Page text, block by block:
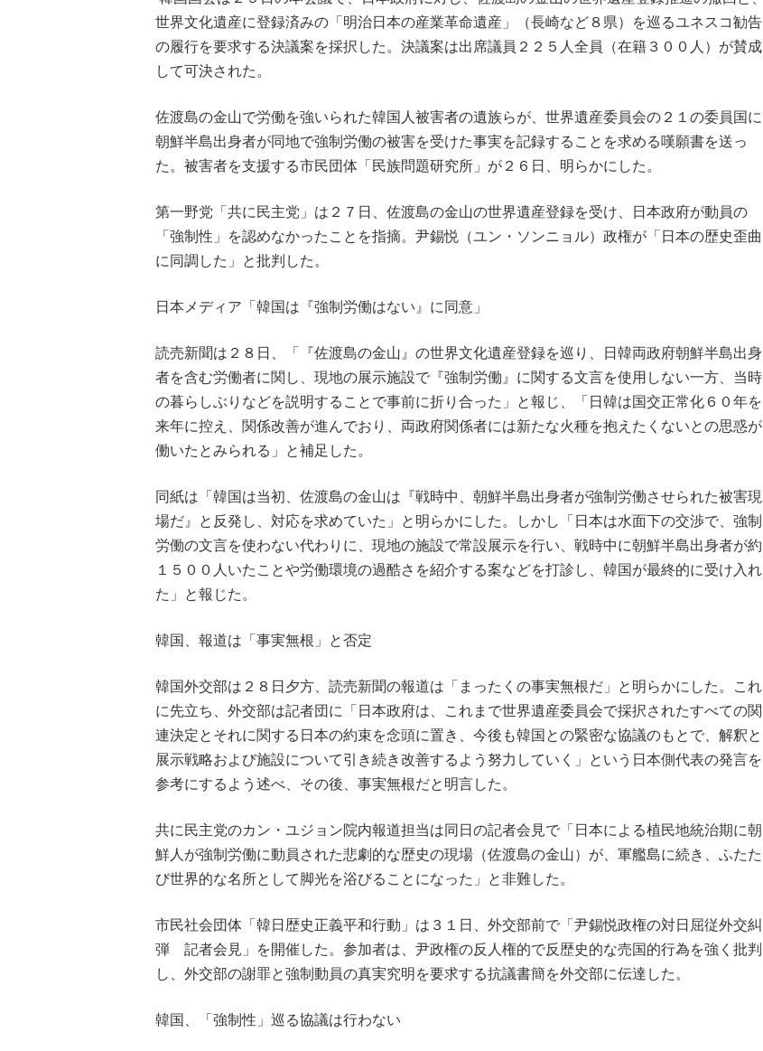
世界文化遺産に登録済みの「明治日本の産業革命遺産」（長崎など８県）を巡るユネスコ勧告
の履行を要求する決議案を採択した。決議案は出席議員２２５人全員（在籍３００人）が賛成
して可決された。
佐渡島の金山で労働を強いられた韓国人被害者の遺族らが、世界遺産委員会の２１の委員国に
朝鮮半島出身者が同地で強制労働の被害を受けた事実を記録することを求める嘆願書を送っ
た。被害者を支援する市民団体「民族問題研究所」が２６日、明らかにした。
第一野党「共に民主党」は２７日、佐渡島の金山の世界遺産登録を受け、日本政府が動員の
「強制性」を認めなかったことを指摘。尹錫悦（ユン・ソンニョル）政権が「日本の歴史歪曲
に同調した」と批判した。
日本メディア「韓国は『強制労働はない』に同意」
読売新聞は２８日、「『佐渡島の金山』の世界文化遺産登録を巡り、日韓両政府朝鮮半島出身
者を含む労働者に関し、現地の展示施設で『強制労働』に関する文言を使用しない一方、当時
の暮らしぶりなどを説明することで事前に折り合った」と報じ、「日韓は国交正常化６０年を
来年に控え、関係改善が進んでおり、両政府関係者には新たな火種を抱えたくないとの思惑が
働いたとみられる」と補足した。
同紙は「韓国は当初、佐渡島の金山は『戦時中、朝鮮半島出身者が強制労働させられた被害現
場だ』と反発し、対応を求めていた」と明らかにした。しかし「日本は水面下の交渉で、強制
労働の文言を使わない代わりに、現地の施設で常設展示を行い、戦時中に朝鮮半島出身者が約
１５００人いたことや労働環境の過酷さを紹介する案などを打診し、韓国が最終的に受け入れ
た」と報じた。
韓国、報道は「事実無根」と否定
韓国外交部は２８日夕方、読売新聞の報道は「まったくの事実無根だ」と明らかにした。これ
に先立ち、外交部は記者団に「日本政府は、これまで世界遺産委員会で採択されたすべての関
連決定とそれに関する日本の約束を念頭に置き、今後も韓国との緊密な協議のもとで、解釈と
展示戦略および施設について引き続き改善するよう努力していく」という日本側代表の発言を
参考にするよう述べ、その後、事実無根だと明言した。
共に民主党のカン・ユジョン院内報道担当は同日の記者会見で「日本による植民地統治期に朝
鮮人が強制労働に動員された悲劇的な歴史の現場（佐渡島の金山）が、軍艦島に続き、ふたた
び世界的な名所として脚光を浴びることになった」と非難した。
市民社会団体「韓日歴史正義平和行動」は３１日、外交部前で「尹錫悦政権の対日屈従外交糾
弾 記者会見」を開催した。参加者は、尹政権の反人権的で反歴史的な売国的行為を強く批判
し、外交部の謝罪と強制動員の真実究明を要求する抗議書簡を外交部に伝達した。
韓国、「強制性」巡る協議は行わない